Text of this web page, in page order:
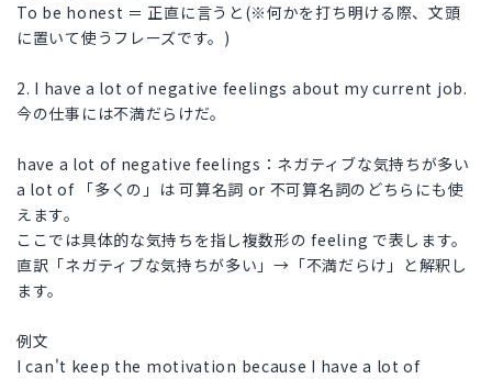
To be honest ＝ 正直に言うと(※何かを打ち明ける際、文頭
に置いて使うフレーズです。)
2. I have a lot of negative feelings about my current job.
今の仕事には不満だらけだ。
have a lot of negative feelings：ネガティブな気持ちが多い
a lot of 「多くの」は 可算名詞 or 不可算名詞のどちらにも使
えます。
ここでは具体的な気持ちを指し複数形の feeling で表します。
直訳「ネガティブな気持ちが多い」→「不満だらけ」と解釈し
ます。
例文
I can't keep the motivation because I have a lot of